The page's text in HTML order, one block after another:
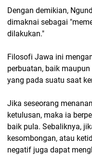
Dengan demikian,
dimaknai sebagai
dilakukan."
Filosofi Jawa ini
perbuatan, baik
yang pada suatu saat
Jika seseorang
ketulusan, maka ia
baik pula. Sebaliknya,
kesombongan, atau
negatif juga dapat